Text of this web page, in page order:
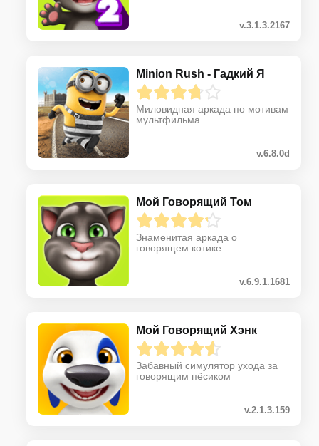
v.3.1.3.2167
Minion Rush - Гадкий Я
Миловидная аркада по мотивам
мультфильма
v.6.8.0d
Мой Говорящий Том
Знаменитая аркада о
говорящем котике
v.6.9.1.1681
Мой Говорящий Хэнк
Забавный симулятор ухода за
говорящим пёсиком
v.2.1.3.159